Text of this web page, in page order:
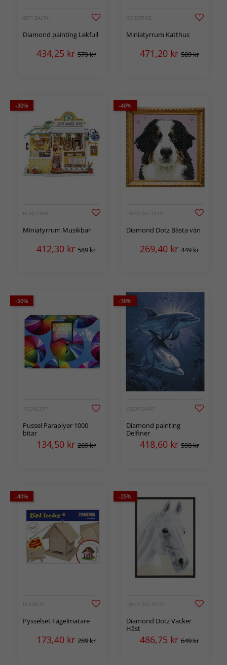
ARTI BALTA
Diamond painting Lekfull
434,25 kr 579 kr
ROBOTIME
Miniatyrrum Katthus
471,20 kr 589 kr
-30%
ROBOTIME
Miniatyrrum Musikbar
412,30 kr 589 kr
-40%
DIAMOND DOTZ
Diamond Dotz Bästa vän
269,40 kr 449 kr
-50%
1CONZEPT
Pussel Paraplyer 1000
bitar
134,50 kr 269 kr
-30%
WIZARDIART
Diamond painting
Delfiner
418,60 kr 598 kr
-40%
PLAYBOX
Pysselset Fågelmatare
173,40 kr 289 kr
-25%
DIAMOND DOTZ
Diamond Dotz Vacker
Häst
486,75 kr 649 kr